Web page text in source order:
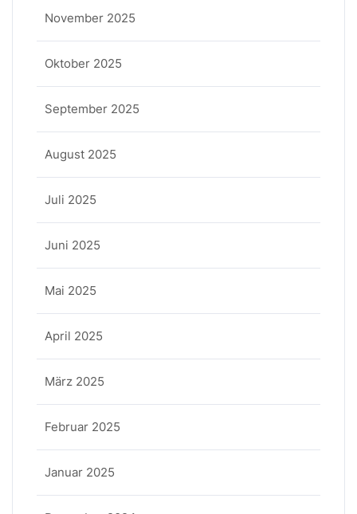
November 2025
Oktober 2025
September 2025
August 2025
Juli 2025
Juni 2025
Mai 2025
April 2025
März 2025
Februar 2025
Januar 2025